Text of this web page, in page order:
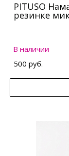
PITUSO
резинке
В наличии
500 руб.